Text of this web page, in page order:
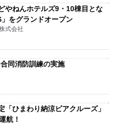
やねんホテルズ9・10棟目とな
をグランドオープン
式会社
同消防訓練の実施
ひまわり納涼ビアクルーズ」
航！